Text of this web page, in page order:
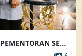
BENGKEL TRAINING OF TRAINERS, PEMENTORAN SERTA BIMBINGAN AKRAB